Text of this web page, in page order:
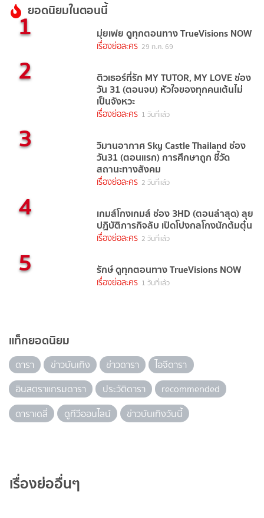
ยอดนิยมในตอนนี้
1 มุ่ยเฟย ดูทุกตอนทาง TrueVisions NOW
เรื่องย่อละคร 29 ก.ค. 69
2 ติวเธอร์ที่รัก MY TUTOR, MY LOVE ช่อง
วัน 31 (ตอนจบ) หัวใจของทุกคนเต้นไม่
เป็นจังหวะ
เรื่องย่อละคร 1 วันที่แล้ว
3 วิมานอากาศ Sky Castle Thailand ช่อง
วัน31 (ตอนแรก) การศึกษาถูก ชี้วัด
สถานะทางสังคม
เรื่องย่อละคร 2 วันที่แล้ว
4 เกมส์โกงเกมส์ ช่อง 3HD (ตอนล่าสุด) ลุย
ปฏิบัติภารกิจลับ เปิดโปงกลโกงนักต้มตุ๋น
เรื่องย่อละคร 2 วันที่แล้ว
5 รักษ์ ดูทุกตอนทาง TrueVisions NOW
เรื่องย่อละคร 1 วันที่แล้ว
แท็กยอดนิยม
ดารา ข่าวบันเทิง ข่าวดารา
ไอจีดารา
อินสตราแกรมดารา
ประวัติดารา
recommended
ดาราเดลี่
ดูทีวีออนไลน์ ข่าวบันเทิงวันนี้
เรื่องย่ออื่นๆ